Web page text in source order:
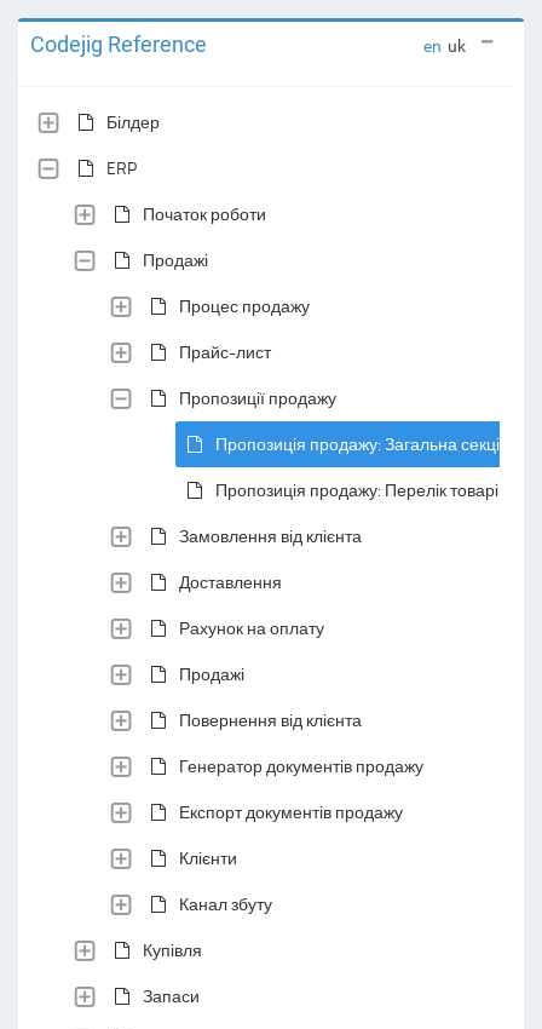
Codejig Reference en uk
Білдер
ERP
Початок роботи
Продажі
Процес продажу
Прайс-лист
Пропозиції продажу
Пропозиція продажу: Загальна секція
Пропозиція продажу: Перелік товарів і
Замовлення від клієнта
Доставлення
Рахунок на оплату
Продажі
Повернення від клієнта
Генератор документів продажу
Експорт документів продажу
Клієнти
Канал збуту
Купівля
Запаси